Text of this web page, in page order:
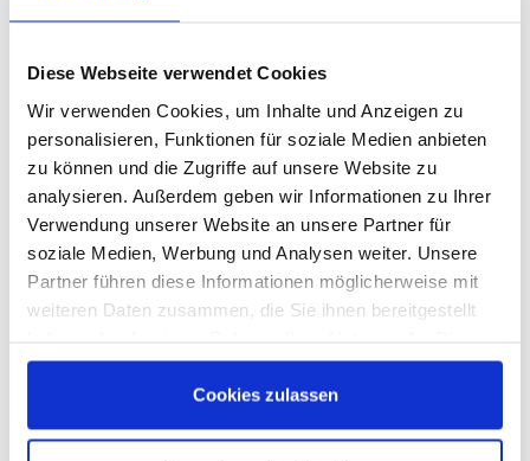
Diese Webseite verwendet Cookies
Wir verwenden Cookies, um Inhalte und Anzeigen zu
personalisieren, Funktionen für soziale Medien anbieten
zu können und die Zugriffe auf unsere Website zu
analysieren. Außerdem geben wir Informationen zu Ihrer
Verwendung unserer Website an unsere Partner für
soziale Medien, Werbung und Analysen weiter. Unsere
Partner führen diese Informationen möglicherweise mit
weiteren Daten zusammen, die Sie ihnen bereitgestellt
gesammelt haben.
Cookies zulassen
STIMMRECHTSVERTRETUNG DURCH DIE DSW
Die DSW vertritt Ihre Stimmrechte auf sämtlichen
wichtigen Hauptversammlungen in Deutschland.
VERGANGENE HAUPTVERSAMMLUNGSTERMINE
archiv.hauptversammlung.de
Die nächsten Termine